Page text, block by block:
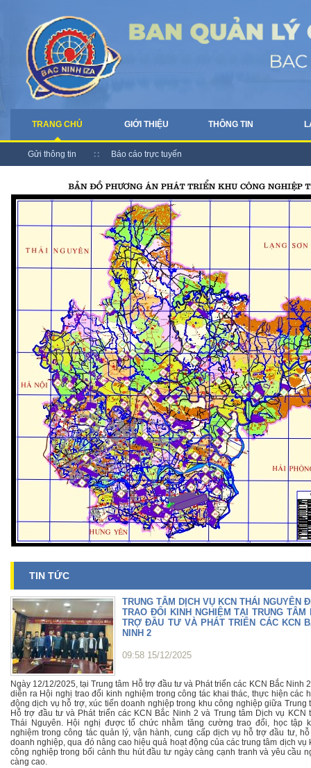
TRANG CHỦ GIỚI THIỆU THÔNG TIN
Gửi thông tin Báo cáo trực tuyến
TIN TỨC
TRUNG TÂM DỊCH VỤ KCN THÁI NGUYÊN
TRAO ĐỔI KINH NGHIỆM TẠI TRUNG TÂM
TRỢ ĐẦU TƯ VÀ PHÁT TRIỂN CÁC KCN
NINH 2
09:58 15/12/2025
Ngày 12/12/2025, tại Trung tâm Hỗ trợ đầu tư và Phát triển các KCN Bắc Ninh
diễn ra Hội nghị trao đổi kinh nghiệm trong công tác khai thác, thực hiện các
động dịch vụ hỗ trợ, xúc tiến doanh nghiệp trong khu công nghiệp giữa Trung
Hỗ trợ đầu tư và Phát triển các KCN Bắc Ninh 2 và Trung tâm Dịch vụ KCN
Thái Nguyên. Hội nghị được tổ chức nhằm tăng cường trao đổi, học tập
nghiệm trong công tác quản lý, vận hành, cung cấp dịch vụ hỗ trợ đầu tư,
doanh nghiệp, qua đó nâng cao hiệu quả hoạt động của các trung tâm dịch vụ
công nghiệp trong bối cảnh thu hút đầu tư ngày càng cạnh tranh và yêu cầu
càng cao.